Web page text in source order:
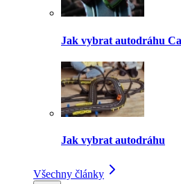
Jak vybrat autodráhu
Jak vybrat autodráhu
Všechny články